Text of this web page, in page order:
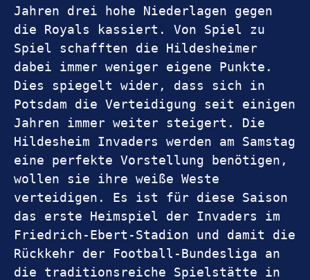
Jahren drei hohe Niederlagen gegen
die Royals kassiert. Von Spiel zu
Spiel schafften die Hildesheimer
dabei immer weniger eigene Punkte.
Dies spiegelt wider, dass sich in
Potsdam die Verteidigung seit einigen
Jahren immer weiter steigert. Die
Hildesheim Invaders werden am Samstag
eine perfekte Vorstellung benötigen,
wollen sie ihre weiße Weste
verteidigen. Es ist für diese Saison
das erste Heimspiel der Invaders im
Friedrich-Ebert-Stadion und damit die
Rückkehr der Football-Bundesliga an
die traditionsreiche Spielstätte in